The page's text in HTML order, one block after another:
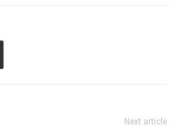
Next article